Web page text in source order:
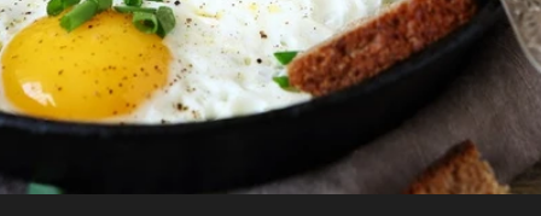
Erwteneiwit
Grasgevoerd Wei Eiwit Poeder
Collageenpeptiden
Chocolade Grasgevoerde Wei
Vanille grasgevoerde wei
Weidegevoerde wei
Shop All Protein Powders